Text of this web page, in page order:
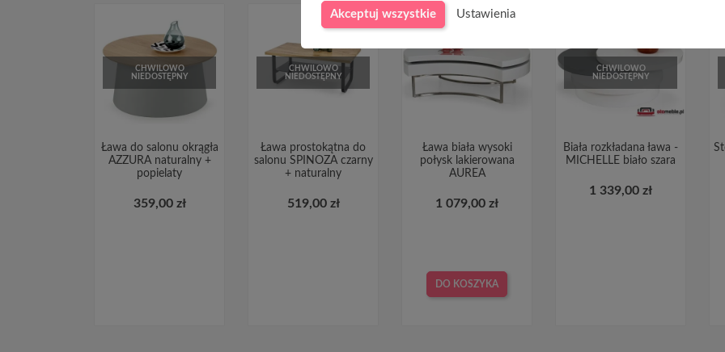
CHWILOWO
NIEDOSTĘPNY
Ława do salonu okrągła
AZZURA naturalny +
popielaty
359,00 zł
CHWILOWO
NIEDOSTĘPNY
Ława prostokątna do
salonu SPINOZA czarny
+ naturalny
519,00 zł
Ława biała wysoki
połysk lakierowana
AUREA
1 079,00 zł
DO KOSZYKA
CHWILOWO
NIEDOSTĘPNY
Biała rozkładana ława -
MICHELLE biało szara
1 339,00 zł
Akceptuj wszystkie Ustawienia